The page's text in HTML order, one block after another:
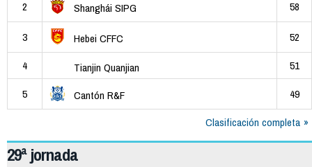
2 Shanghái SIPG 58
3 Hebei CFFC
52
4
Tianjin Quanjian
51
5
Cantón R&F
49
Clasificación completa
29ª jornada